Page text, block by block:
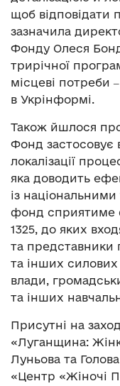
щоб відповідати
зазначила
Фонду Олеся
трирічної
місцеві потреби
в Укрінформі.
Також йшлося
Фонд застосовує
локалізації
яка доводить
із
фонд сприятиме
1325, до яких
та представники
та інших силових
влади,
та інших
Присутні на
«Луганщина:
Луньова та
«Центр «Жіночі